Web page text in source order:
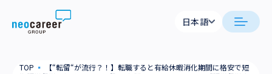
Skip to content
日本語
neocareer について
日本語
TOP ▪
【“転留“が流行？！】転職すると有給休暇消化期間に格安で短